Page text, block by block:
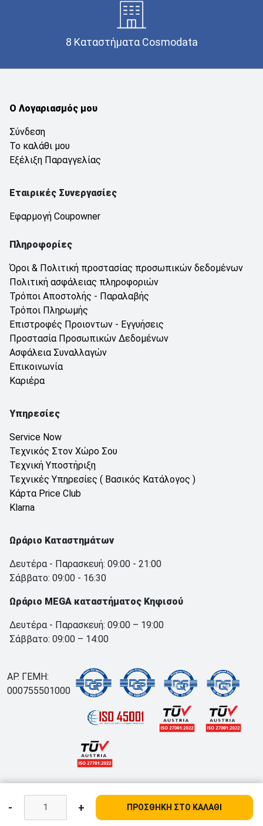
- + ΠΡΟΣΘΗΚΗ ΣΤΟ ΚΑΛΑΘΙ
8 Καταστήματα Cosmodata
Ο Λογαριασμός μου
Σύνδεση
Το καλάθι μου
Εξέλιξη Παραγγελίας
Εταιρικές Συνεργασίες
Εφαρμογή Coupowner
Πληροφορίες
Όροι & Πολιτική προστασίας προσωπικών δεδομένων
Πολιτική ασφάλειας πληροφοριών
Τρόποι Αποστολής - Παραλαβής
Τρόποι Πληρωμής
Επιστροφές Προιοντων - Εγγυήσεις
Προστασία Προσωπικών Δεδομένων
Ασφάλεια Συναλλαγών
Επικοινωνία
Καριέρα
Υπηρεσίες
Service Now
Τεχνικός Στον Χώρο Σου
Τεχνική Υποστήριξη
Τεχνικές Υπηρεσίες ( Βασικός Κατάλογος )
Κάρτα Price Club
Klarna
Ωράριο Καταστημάτων
Δευτέρα - Παρασκευή: 09:00 - 21:00
Σάββατο: 09:00 - 16:30
Ωράριο MEGA καταστήματος Κηφισού
Δευτέρα - Παρασκευή: 09:00 – 19:00
Σάββατο: 09:00 – 14:00
ΑΡ. ΓΕΜΗ:
000755501000